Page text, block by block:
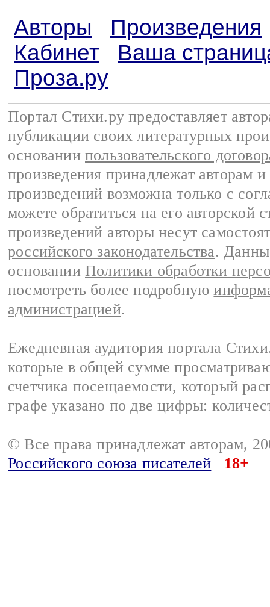
Авторы
Произведения
Кабинет
Ваша
Проза.ру
Портал Стихи.ру предоставляет
публикации своих литературных
основании пользовательского
произведения принадлежат авторам
произведений возможна только с
можете обратиться на его авторской
произведений авторы несут
российского законодательства.
основании Политики обработки
посмотреть более подробную
администрацией.
Ежедневная аудитория портала
которые в общей сумме
счетчика посещаемости, который
графе указано по две цифры:
© Все права принадлежат авторам,
Российского союза писателей
18+